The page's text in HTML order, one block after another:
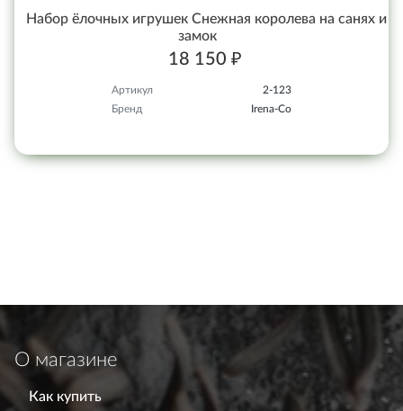
Набор ёлочных игрушек Снежная королева на санях и
замок
18 150 ₽
Артикул
2-123
Бренд
Irena-Co
О магазине
Как купить